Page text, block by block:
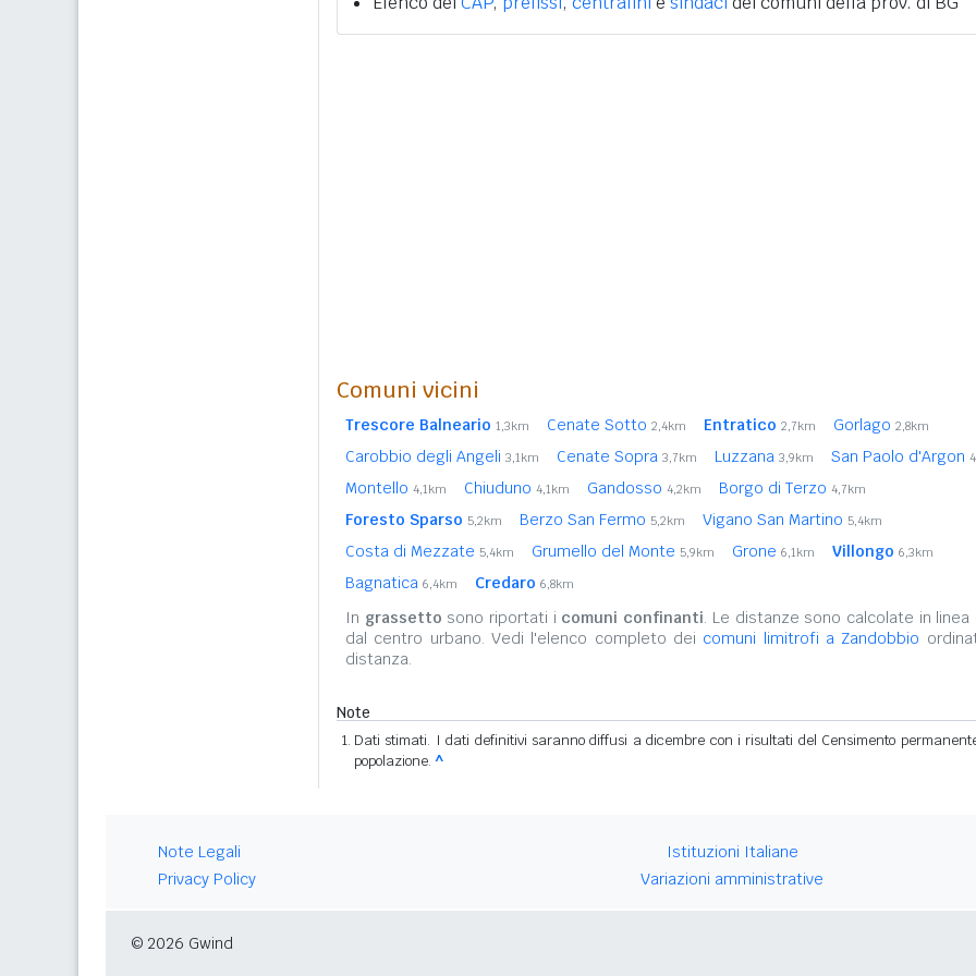
Comuni vicini
Trescore Balneario 1,3km Cenate Sotto 2,4km Entratico 2,7km Gorlago 2,8km
Carobbio degli Angeli 3,1km Cenate Sopra 3,7km Luzzana 3,9km San Paolo d'Argon
Montello 4,1km Chiuduno 4,1km Gandosso 4,2km Borgo di Terzo 4,7km
Foresto Sparso 5,2km Berzo San Fermo 5,2km Vigano San Martino 5,4km
Costa di Mezzate 5,4km Grumello del Monte 5,9km Grone 6,1km Villongo 6,3km
Bagnatica 6,4km Credaro 6,8km
In grassetto sono riportati i comuni confinanti. Le distanze sono calcolate in linea
dal centro urbano. Vedi l'elenco completo dei comuni limitrofi a Zandobbio
distanza.
Note
Dati stimati. I dati definitivi saranno diffusi a dicembre con i risultati del Censimento
popolazione. ^
Note Legali
Privacy Policy
Istituzioni Italiane
Variazioni amministrative
© 2026 Gwind